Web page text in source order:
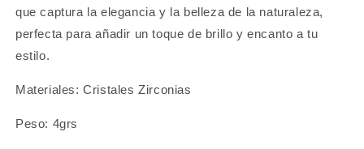
que captura la elegancia y la belleza de la naturaleza,
perfecta para añadir un toque de brillo y encanto a tu
estilo.
Materiales: Cristales Zirconias
Peso: 4grs